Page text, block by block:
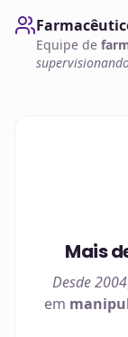
Equipe de
Mais
Desde 2004
em